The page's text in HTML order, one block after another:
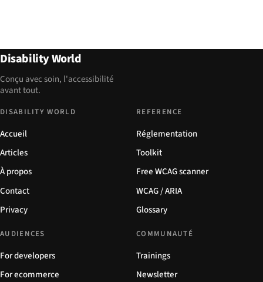
Disability World
Conçu avec soin, l'accessibilité
avant tout.
DISABILITY WORLD
Accueil
Articles
À propos
Contact
Privacy
REFERENCE
Réglementation
Toolkit
Free WCAG scanner
WCAG / ARIA
Glossary
AUDIENCES
For developers
For ecommerce
COMMUNAUTÉ
Trainings
Newsletter